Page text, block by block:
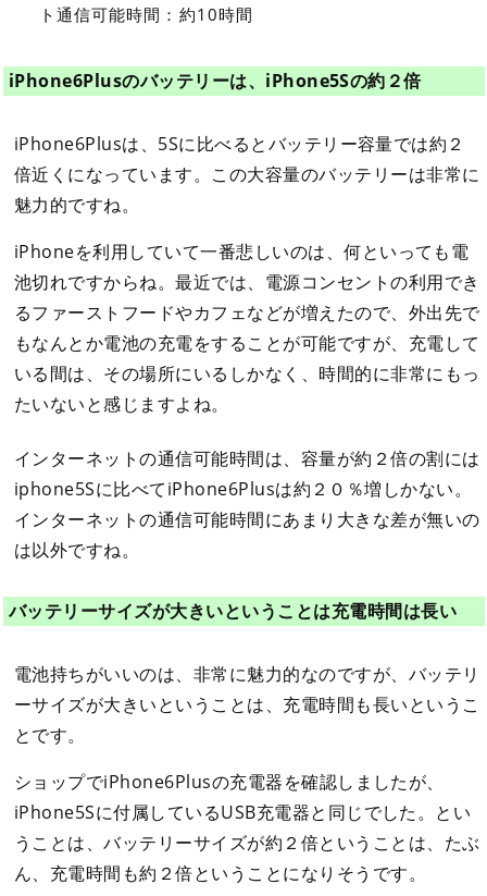
ト通信可能時間：約10時間
iPhone6Plusのバッテリーは、iPhone5Sの約２倍
iPhone6Plusは、5Sに比べるとバッテリー容量では約２
倍近くになっています。この大容量のバッテリーは非常に
魅力的ですね。
iPhoneを利用していて一番悲しいのは、何といっても電
池切れですからね。最近では、電源コンセントの利用でき
るファーストフードやカフェなどが増えたので、外出先で
もなんとか電池の充電をすることが可能ですが、充電して
いる間は、その場所にいるしかなく、時間的に非常にもっ
たいないと感じますよね。
インターネットの通信可能時間は、容量が約２倍の割には
iphone5Sに比べてiPhone6Plusは約２０％増しかない。
インターネットの通信可能時間にあまり大きな差が無いの
は以外ですね。
バッテリーサイズが大きいということは充電時間は長い
電池持ちがいいのは、非常に魅力的なのですが、バッテリ
ーサイズが大きいということは、充電時間も長いというこ
とです。
ショップでiPhone6Plusの充電器を確認しましたが、
iPhone5Sに付属しているUSB充電器と同じでした。とい
うことは、バッテリーサイズが約２倍ということは、たぶ
ん、充電時間も約２倍ということになりそうです。